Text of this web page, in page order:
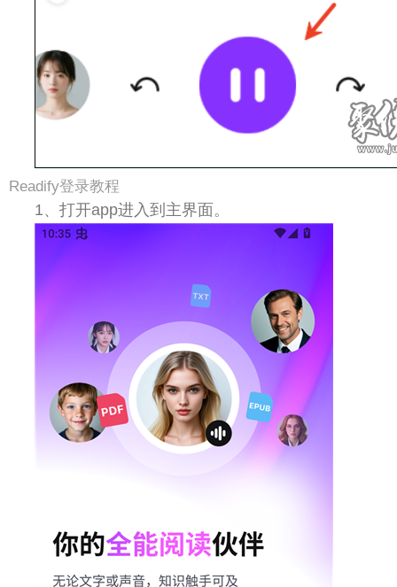
Readify登录教程
1、打开app进入到主界面。